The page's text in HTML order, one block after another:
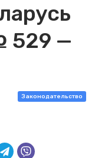
529 —
Законодательство